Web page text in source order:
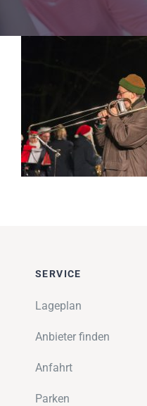
Events
Über uns
SUCHE
SERVICE
Lageplan
Anbieter finden
Anfahrt
Parken